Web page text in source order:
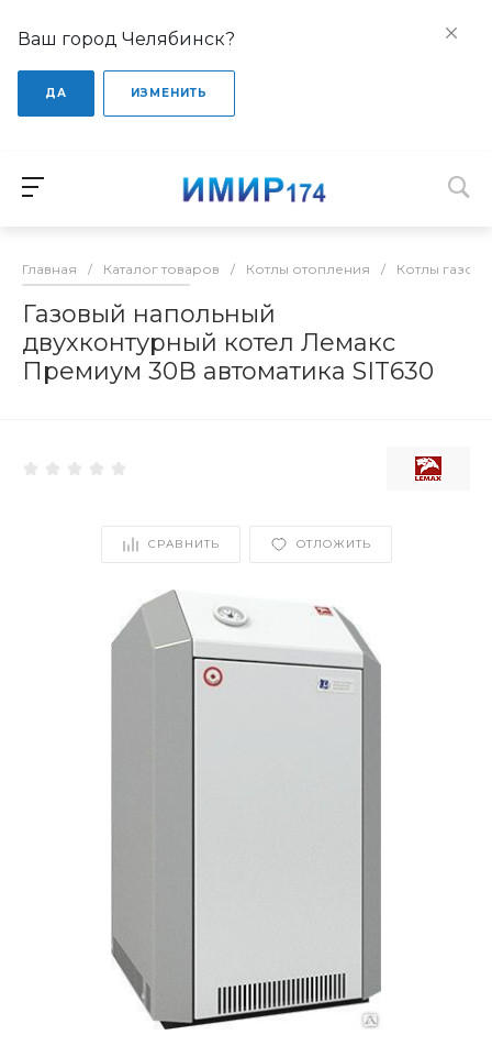
Ваш город Челябинск?
ДА ИЗМЕНИТЬ
Главная / Каталог товаров / Котлы отопления / Котлы
Газовый напольный
двухконтурный котел Лемакс
Премиум 30В автоматика SIT630
СРАВНИТЬ ОТЛОЖИТЬ